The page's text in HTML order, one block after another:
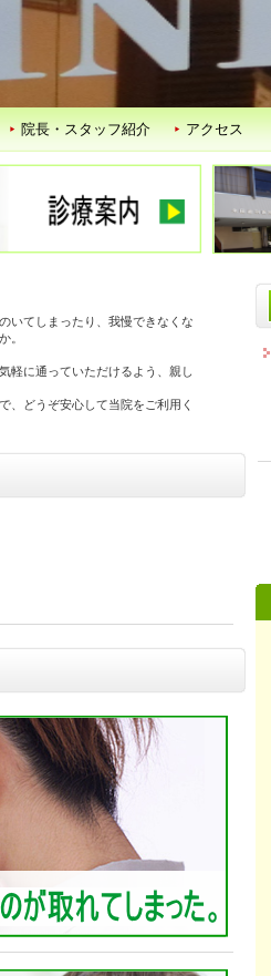
いてしまったり、我慢できなくな
。
軽に通っていただけるよう、親し
、どうぞ安心して当院をご利用く
院長・スタッフ紹介 アクセス